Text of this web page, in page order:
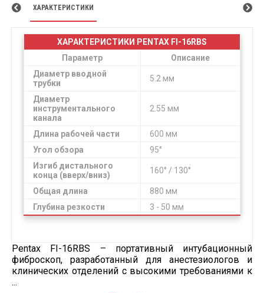
ХАРАКТЕРИСТИКИ
ХАРАКТЕРИСТИКИ PENTAX FI-16RBS
Параметр
Описание
Диаметр вводной
трубки
5.2 мм
Диаметр
инструментального
канала
2.55 мм
Длина рабочей части
600 мм
Угол обзора
95°
Изгиб дистального
конца (вверх/вниз)
160° / 130°
Общая длина
880 мм
Глубина резкости
3 - 50 мм
Pentax FI-16RBS – портативный интубационный
фиброскоп, разработанный для анестезиологов и
клинических отделений с высокими требованиями к
...